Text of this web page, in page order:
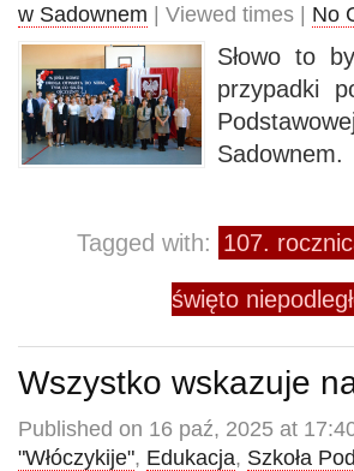
w Sadownem | Viewed times | No
Słowo to
przypadki
Sadownem.
Tagged with: 107.
święto
Wszystko wskazuje
Published on 16 paź, 2025 at
"Włóczykije", Edukacja, Szkoła